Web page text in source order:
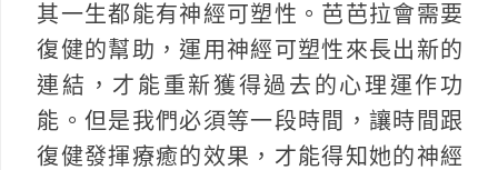
其一生都能有神經可塑性。芭芭拉會需要
復健的幫助，運用神經可塑性來長出新的
連結，才能重新獲得過去的心理運作功
能。但是我們必須等一段時間，讓時間跟
復健發揮療癒的效果，才能得知她的神經